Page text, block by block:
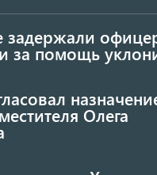
задержали
за помощь
Олега